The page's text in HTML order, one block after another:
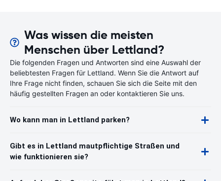
Was wissen die meisten
Menschen über Lettland?
Die folgenden Fragen und Antworten sind eine Auswahl der
beliebtesten Fragen für Lettland. Wenn Sie die Antwort auf
Ihre Frage nicht finden, schauen Sie sich die Seite mit den
häufig gestellten Fragen an oder kontaktieren Sie uns.
Wo kann man in Lettland parken?
Gibt es in Lettland mautpflichtige Straßen und
wie funktionieren sie?